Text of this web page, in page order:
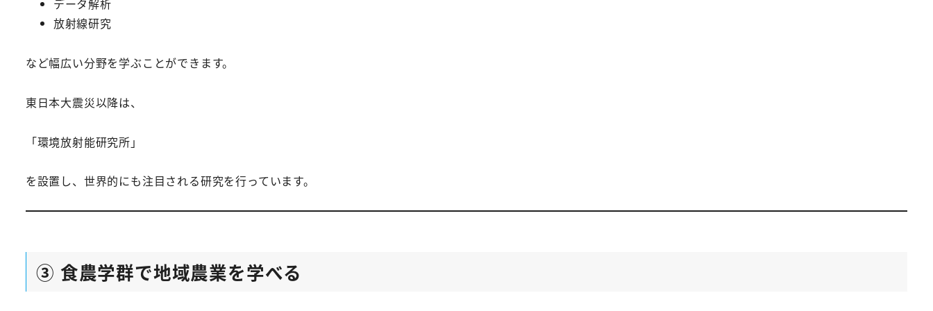
データ解析
放射線研究
など幅広い分野を学ぶことができます。
東日本大震災以降は、
「環境放射能研究所」
を設置し、世界的にも注目される研究を行っています。
③ 食農学群で地域農業を学べる